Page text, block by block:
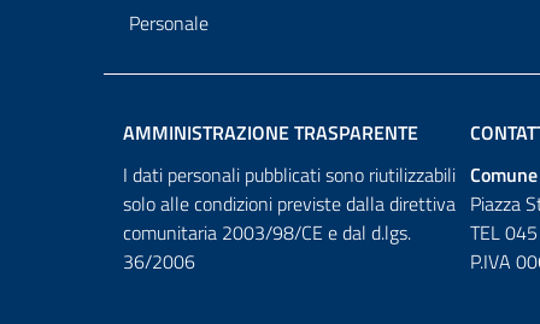
Personale
AMMINISTRAZIONE TRASPARENTE
I dati personali pubblicati sono riutilizzabili
solo alle condizioni previste dalla direttiva
comunitaria 2003/98/CE e dal d.lgs.
36/2006
Piazza
TEL
P.IVA